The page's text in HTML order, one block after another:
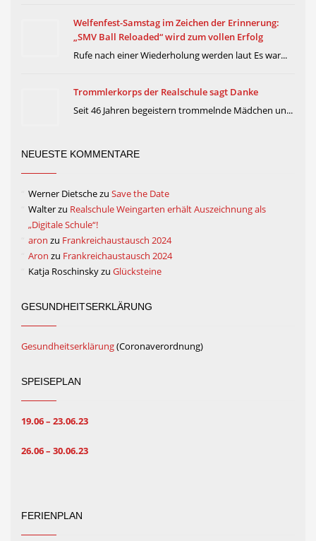
Welfenfest-Samstag im Zeichen der Erinnerung:
„SMV Ball Reloaded“ wird zum vollen Erfolg
Rufe nach einer Wiederholung werden laut Es war...
Trommlerkorps der Realschule sagt Danke
Seit 46 Jahren begeistern trommelnde Mädchen un...
NEUESTE KOMMENTARE
Werner Dietschezu Save the Date
Walterzu Realschule Weingarten erhält Auszeichnung als
„Digitale Schule“!
aron zu Frankreichaustausch 2024
Aron zu Frankreichaustausch 2024
Katja Roschinskyzu Glücksteine
GESUNDHEITSERKLÄRUNG
Gesundheitserklärung(Coronaverordnung)
SPEISEPLAN
19.06 – 23.06.23
26.06 – 30.06.23
FERIENPLAN